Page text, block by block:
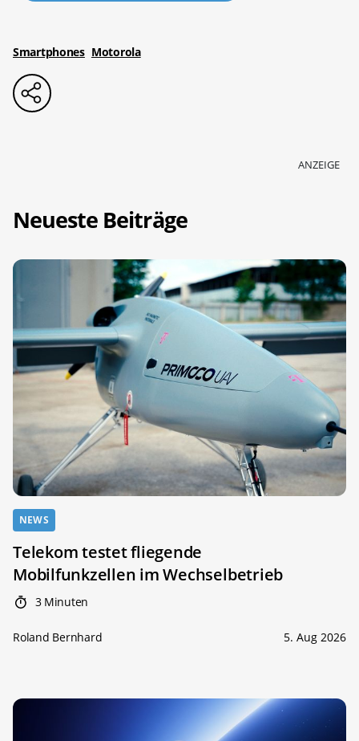
Smartphones Motorola
ANZEIGE
Neueste Beiträge
NEWS
Telekom testet fliegende
Mobilfunkzellen im Wechselbetrieb
3 Minuten
Roland Bernhard 5. Aug 2026